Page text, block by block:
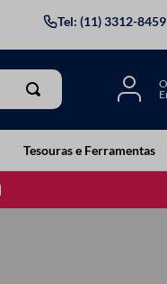
Tel: (11) 3312-8459
Tesouras e Ferramentas